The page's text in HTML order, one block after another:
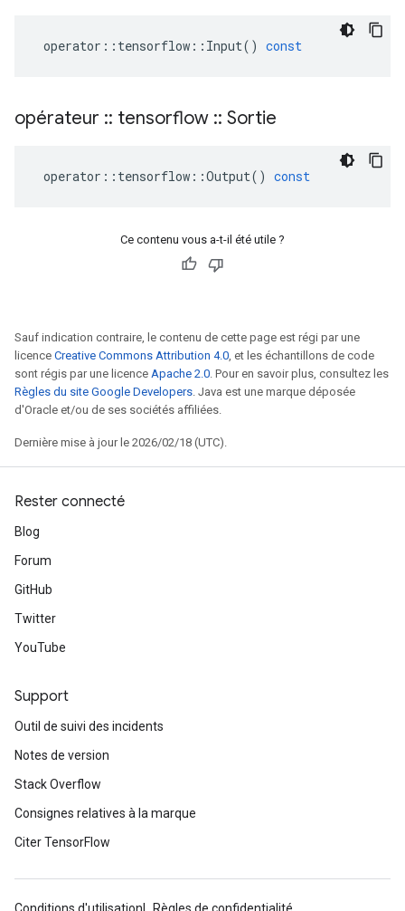
operator :: tensorflow :: Input() const
opérateur :: tensorflow :: Sortie
operator :: tensorflow ::Output() const
Ce contenu vous a-t-il été utile ?
Sauf indication contraire, le contenu de cette page est régi par une
licence Creative Commons Attribution 4.0, et les échantillons de code
sont régis par une licence Apache 2.0. Pour en savoir plus, consultez les
Règles du site Google Developers. Java est une marque déposée
d'Oracle et/ou de ses sociétés affiliées.
Dernière mise à jour le 2026/02/18 (UTC).
Rester connecté
Blog
Forum
GitHub
Twitter
YouTube
Support
Outil de suivi des incidents
Notes de version
Stack Overflow
Consignes relatives à la marque
Citer TensorFlow